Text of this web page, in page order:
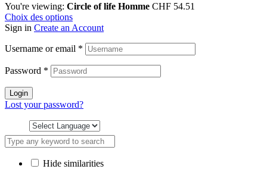
You're viewing: Circle of life Homme CHF 54.51
Choix des options
Sign in Create an Account
Username or email *
Password *
Login
Lost your password?
Hide similarities